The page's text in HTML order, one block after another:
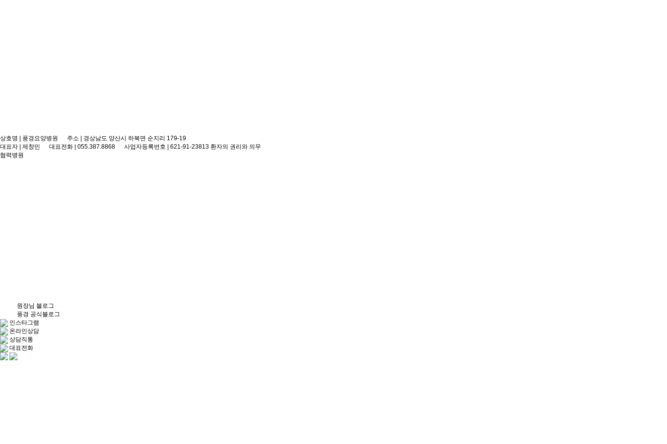
외과 전문의/의학박사/대장항문 세부전문의
상호명 | 풍경요양병원 주소 | 경상남도 양산시 하북면 순지리 179-19
대표자 | 제창민 대표전화 | 055.387.8868 사업자등록번호 | 621-91-23813 환자의 권리와 의무
협력병원
원장님 블로그
풍경 공식블로그
인스타그램
온라인상담
상담직통
대표전화